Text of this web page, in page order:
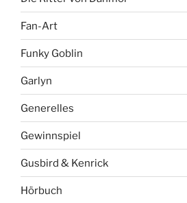
Fan-Art
Funky Goblin
Garlyn
Generelles
Gewinnspiel
Gusbird & Kenrick
Hörbuch